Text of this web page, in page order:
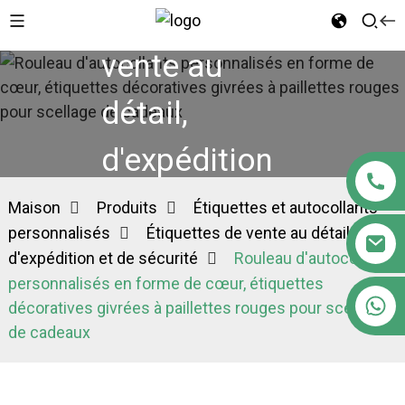
Étiquettes de
vente au
détail,
d'expédition
et de sécurité
Maison Produits
Étiquettes et autocollants
personnalisés
Étiquettes de vente au détail,
d'expédition et de sécurité
Rouleau d'autocollants
personnalisés en forme de cœur, étiquettes
décoratives givrées à paillettes rouges pour scellage
de cadeaux
+86 18122593799